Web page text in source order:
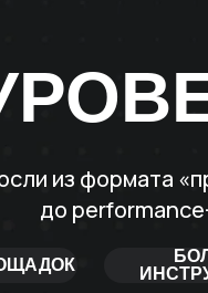
из формата
до